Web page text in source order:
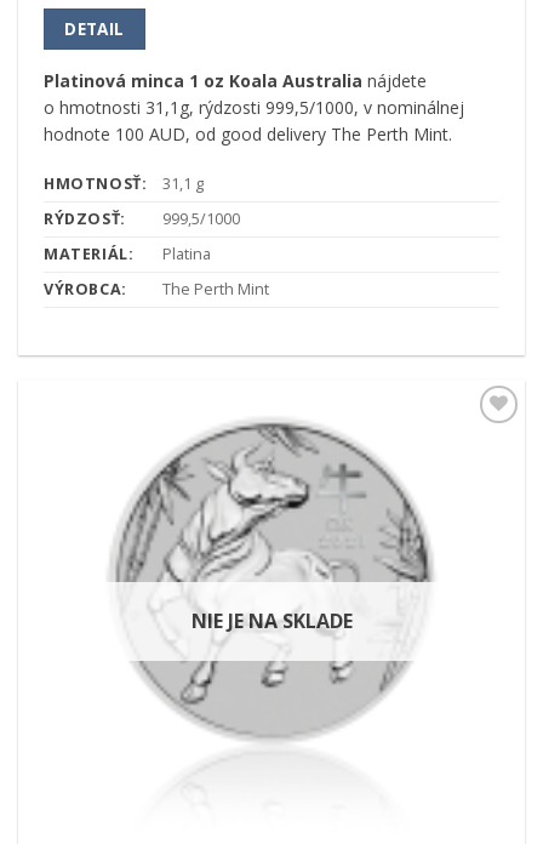
DETAIL
Platinová minca 1 oz Koala Australia nájdete
o hmotnosti 31,1g, rýdzosti 999,5/1000, v nominálnej
hodnote 100 AUD, od good delivery The Perth Mint.
HMOTNOSŤ:
31,1 g
RÝDZOSŤ:
999,5/1000
MATERIÁL:
Platina
VÝROBCA:
The Perth Mint
NIE JE NA SKLADE